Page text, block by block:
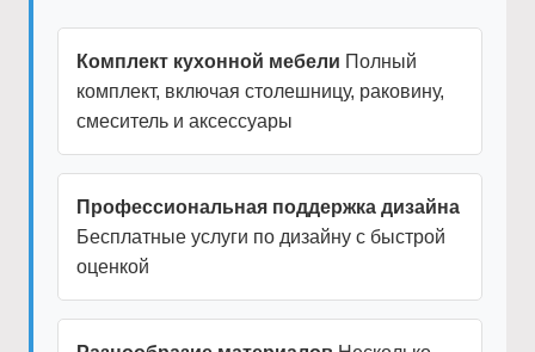
Комплект кухонной мебели Полный
комплект, включая столешницу, раковину,
смеситель и аксессуары
Профессиональная поддержка дизайна
Бесплатные услуги по дизайну с быстрой
оценкой